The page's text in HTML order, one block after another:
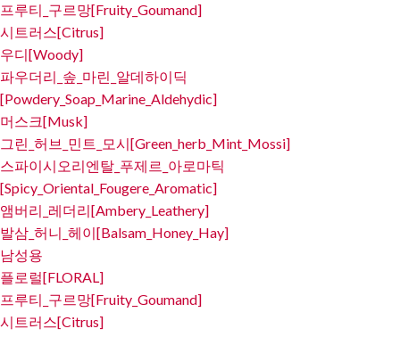
프루티_구르망[Fruity_Goumand]
시트러스[Citrus]
우디[Woody]
파우더리_솦_마린_알데하이딕
[Powdery_Soap_Marine_Aldehydic]
머스크[Musk]
그린_허브_민트_모시[Green_herb_Mint_Mossi]
스파이시오리엔탈_푸제르_아로마틱
[Spicy_Oriental_Fougere_Aromatic]
앰버리_레더리[Ambery_Leathery]
발삼_허니_헤이[Balsam_Honey_Hay]
남성용
플로럴[FLORAL]
프루티_구르망[Fruity_Goumand]
시트러스[Citrus]